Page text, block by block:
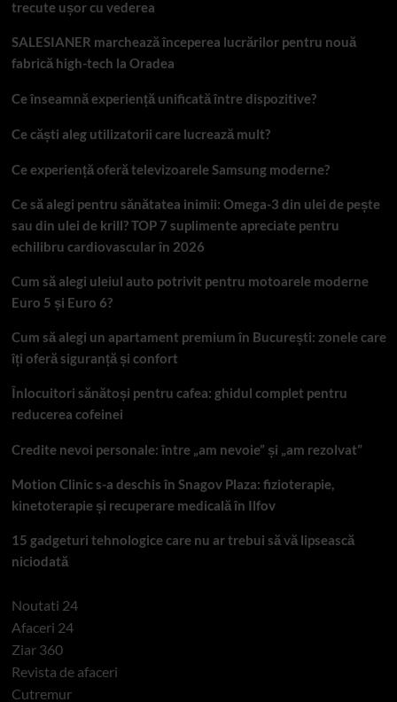
trecute ușor cu vederea
SALESIANER marchează începerea lucrărilor pentru nouă
fabrică high-tech la Oradea
Ce înseamnă experiență unificată între dispozitive?
Ce căști aleg utilizatorii care lucrează mult?
Ce experiență oferă televizoarele Samsung moderne?
Ce să alegi pentru sănătatea inimii: Omega-3 din ulei de pește
sau din ulei de krill? TOP 7 suplimente apreciate pentru
echilibru cardiovascular în 2026
Cum să alegi uleiul auto potrivit pentru motoarele moderne
Euro 5 și Euro 6?
Cum să alegi un apartament premium în București: zonele care
îți oferă siguranță și confort
Înlocuitori sănătoși pentru cafea: ghidul complet pentru
reducerea cofeinei
Credite nevoi personale: între „am nevoie” și „am rezolvat”
Motion Clinic s-a deschis în Snagov Plaza: fizioterapie,
kinetoterapie și recuperare medicală în Ilfov
15 gadgeturi tehnologice care nu ar trebui să vă lipsească
niciodată
Noutati 24
Afaceri 24
Ziar 360
Revista de afaceri
Cutremur